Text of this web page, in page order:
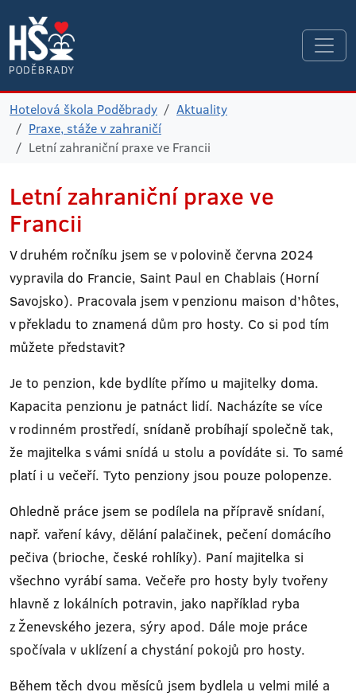
Hotelová škola Poděbrady
Aktuality
Praxe, stáže v zahraničí
Letní zahraniční praxe ve Francii
Letní zahraniční praxe ve
Francii
V druhém ročníku jsem se v polovině června 2024
vypravila do Francie, Saint Paul en Chablais (Horní
Savojsko). Pracovala jsem v penzionu maison d’hôtes,
v překladu to znamená dům pro hosty. Co si pod tím
můžete představit?
Je to penzion, kde bydlíte přímo u majitelky doma.
Kapacita penzionu je patnáct lidí. Nacházíte se více
v rodinném prostředí, snídaně probíhají společně tak,
že majitelka s vámi snídá u stolu a povídáte si. To samé
platí i u večeří. Tyto penziony jsou pouze polopenze.
Ohledně práce jsem se podílela na přípravě snídaní,
např. vaření kávy, dělání palačinek, pečení domácího
pečiva (brioche, české rohlíky). Paní majitelka si
všechno vyrábí sama. Večeře pro hosty byly tvořeny
hlavně z lokálních potravin, jako například ryba
z Ženevského jezera, sýry apod. Dále moje práce
spočívala v uklízení a chystání pokojů pro hosty.
Během těch dvou měsíců jsem bydlela u velmi milé a